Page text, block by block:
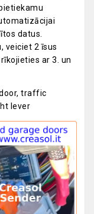
datus.
veiciet 2 īsus
ar 3. un